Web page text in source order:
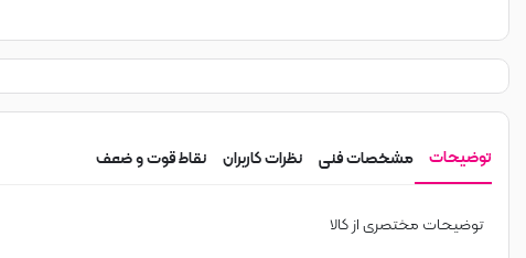
توضیحات مشخصات فنی نظرات کاربران نقاط قوت و ضعف
توضیحات مختصری از کالا